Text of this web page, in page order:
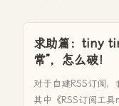
求助篇：tiny
常”，怎么破！
对于自建RSS订阅，
其中《RSS订阅工